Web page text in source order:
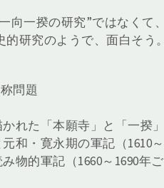
向一揆の研究”ではなくて
研究のようで、面白そう。
問題
れた「本願寺」と「一揆」
和・寛永期の軍記（1610～
物的軍記（1660～1690年ご